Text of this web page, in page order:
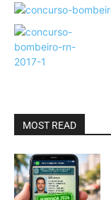
MOST READ